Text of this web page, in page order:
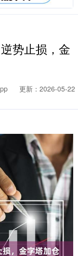
势止损，金
更新：2026-05-22